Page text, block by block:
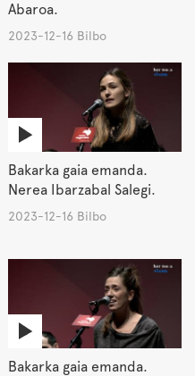
Abaroa.
2023-12-16 Bilbo
Bakarka gaia emanda.
Nerea Ibarzabal Salegi.
2023-12-16 Bilbo
Bakarka gaia emanda.